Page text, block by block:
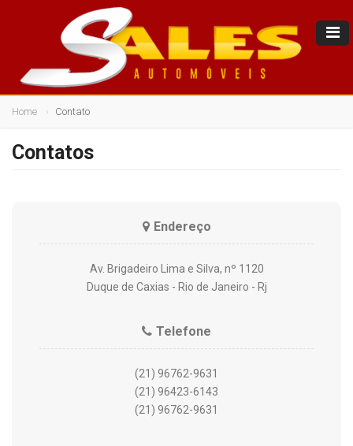
Home Contato
Contatos
Endereço
Av. Brigadeiro Lima e Silva, nº 1120
Duque de Caxias - Rio de Janeiro - Rj
Telefone
(21) 96762-9631
(21) 96423-6143
(21) 96762-9631